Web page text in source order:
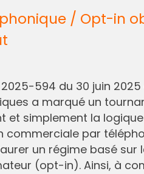
/ Opt-in
2025-594 du 30 juin
a marqué un
et simplement la
commerciale par
un régime basé
(opt-in). Ainsi, à